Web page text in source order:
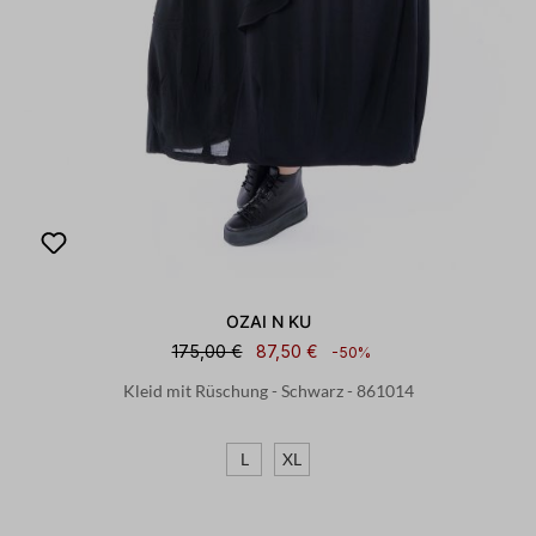
OZAI N KU
175,00 €
87,50 € -50%
Kleid mit Rüschung - Schwarz - 861014
L XL